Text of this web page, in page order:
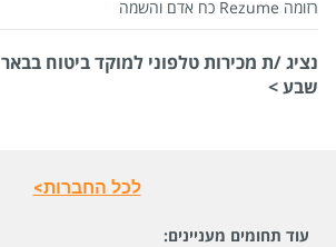
שכר
המעסיק לא סיפר לנו
רזומה Rezume כח אדם והשמה
נציג /ת מכירות טלפוני למוקד ביטוח בבאר
שבע >
לכל החברות>
עוד תחומים מעניינים: